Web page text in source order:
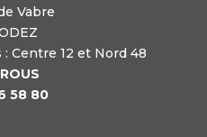
Vabre
: Centre 12 et Nord 48
58 80